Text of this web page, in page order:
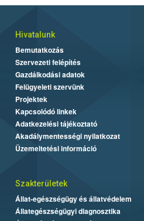
Hivatalunk
Bemutatkozás
Szervezeti felépítés
Gazdálkodási adatok
Felügyeleti szervünk
Projektek
Kapcsolódó linkek
Adatkezelési tájékoztató
Akadálymentességi nyilatkozat
Üzemeltetési információ
Szakterületek
Állat-egészségügy és állatvédelem
Állategészségügyi diagnosztika